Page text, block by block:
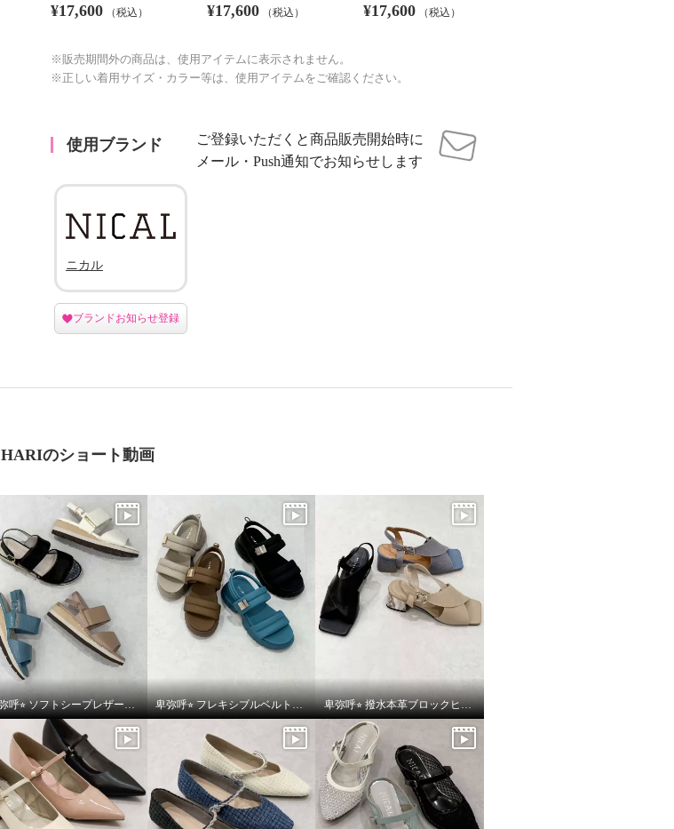
¥17,600 （税込） ¥17,600 （税込） ¥17,600 （税込）
※販売期間外の商品は、使用アイテムに表示されません。
※正しい着用サイズ・カラー等は、使用アイテムをご確認ください。
使用ブランド
ご登録いただくと商品販売開始時に
メール・Push通知でお知らせします
ニカル
ブランドお知らせ登録
HARIのショート動画
卑弥呼⭐︎ ソフトシープレザーフレキシブルベルトパデットサンダルをご紹介いたします。 卑弥呼⭐︎ フレキシブルベルト厚底パデットサンダルをご紹介いたします。 卑弥呼⭐︎ 撥水本革ブロックヒールカバードクロスサンダルをご紹介いたします。